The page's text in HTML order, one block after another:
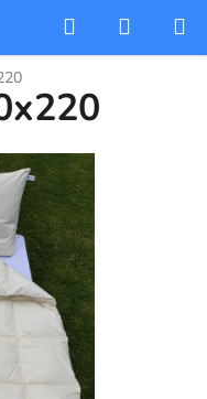
Hledat
KOŠÍK